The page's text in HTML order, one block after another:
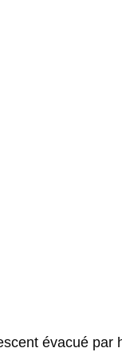
évacué par